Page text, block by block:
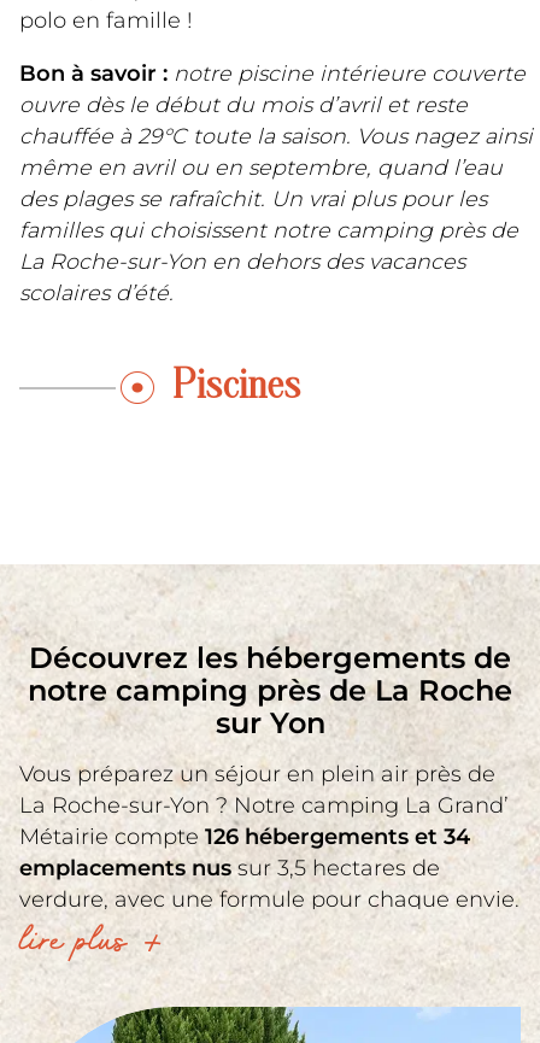
polo en famille !
Bon à savoir : notre piscine intérieure couverte
ouvre dès le début du mois d’avril et reste
chauffée à 29°C toute la saison. Vous nagez ainsi
même en avril ou en septembre, quand l’eau
des plages se rafraîchit. Un vrai plus pour les
familles qui choisissent notre camping près de
La Roche-sur-Yon en dehors des vacances
scolaires d’été.
Piscines
Découvrez les hébergements de
notre camping près de La Roche
sur Yon
lire plus
Vous préparez un séjour en plein air près de
La Roche-sur-Yon ? Notre camping La Grand’
Métairie compte 126 hébergements et 34
emplacements nussur 3,5 hectares de
verdure, avec une formule pour chaque envie.
Les mobil-homes Confort et Premium logent
de 2 à 6 personnes, lave-vaisselle inclus sur la
gamme Premium, et les cottages Premium,
Confort et Confort PMR conviennent aux